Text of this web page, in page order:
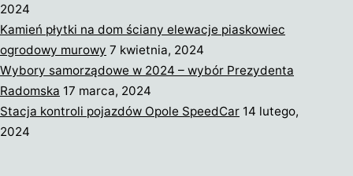
2024
Kamień płytki na dom ściany elewacje piaskowiec
ogrodowy murowy 7 kwietnia, 2024
Wybory samorządowe w 2024 – wybór Prezydenta
Radomska 17 marca, 2024
Stacja kontroli pojazdów Opole SpeedCar 14 lutego,
2024